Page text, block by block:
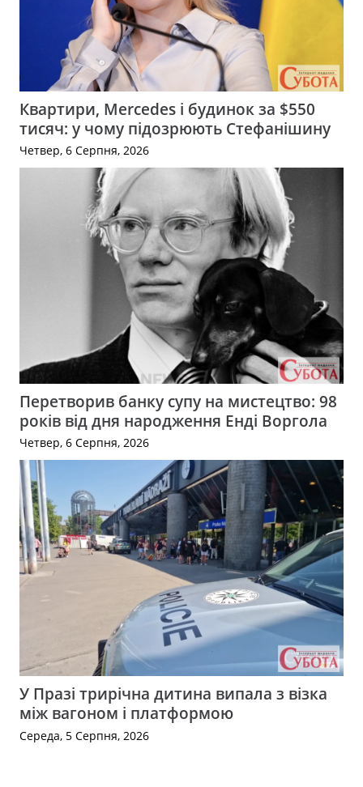
Квартири, Mercedes і будинок за $550
тисяч: у чому підозрюють Стефанішину
Четвер, 6 Серпня, 2026
Перетворив банку супу на мистецтво: 98
років від дня народження Енді Воргола
Четвер, 6 Серпня, 2026
У Празі трирічна дитина випала з візка
між вагоном і платформою
Середа, 5 Серпня, 2026